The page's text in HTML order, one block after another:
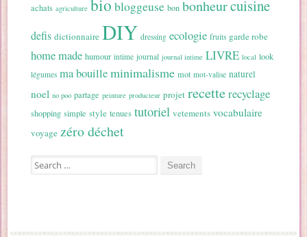
achats agriculture bio bloggeuse bon bonheurcuisine
defis dictionnaire DIY dressing ecologie fruits garde robe
home made humour intime journal journal intime LIVRE local look
légumes ma bouilleminimalisme mot mot-valise naturel
noel no poo partage peinture producteur projet recetterecyclage
shopping simple style tenues tutoriel vetements vocabulaire
voyage zéro déchet
Search for: